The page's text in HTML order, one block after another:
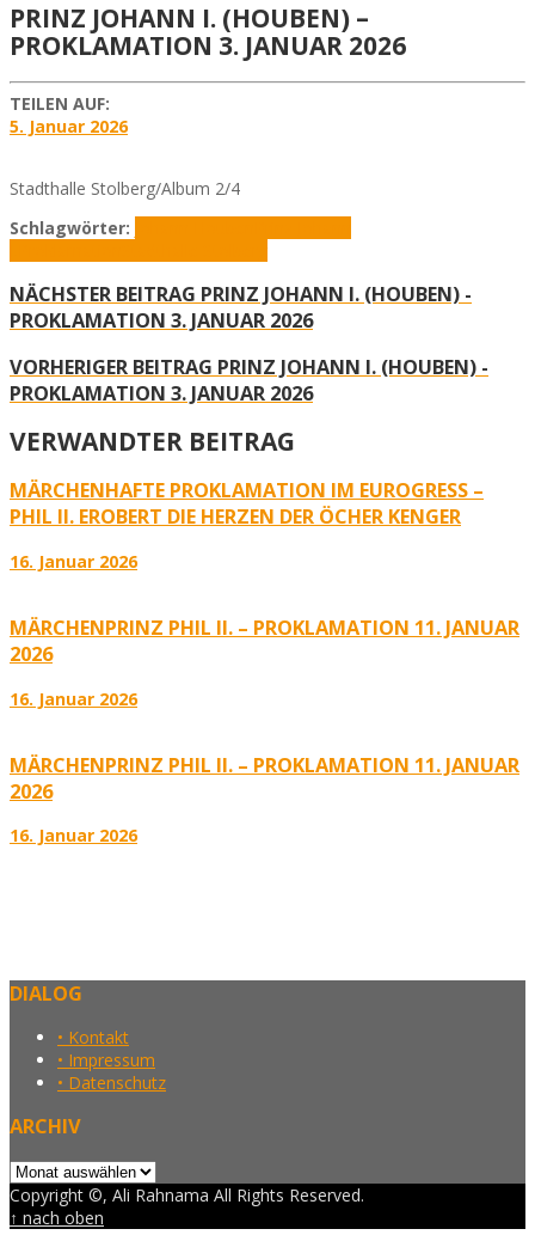
PRINZ JOHANN I. (HOUBEN) –
PROKLAMATION 3. JANUAR 2026
TEILEN AUF:
5. Januar 2026
Stadthalle Stolberg/Album 2/4
Schlagwörter:
NÄCHSTER BEITRAG PRINZ JOHANN I. (HOUBEN) -
PROKLAMATION 3. JANUAR 2026
VORHERIGER BEITRAG PRINZ JOHANN I. (HOUBEN) -
PROKLAMATION 3. JANUAR 2026
VERWANDTER BEITRAG
MÄRCHENHAFTE PROKLAMATION IM EUROGRESS –
PHIL II. EROBERT DIE HERZEN DER ÖCHER KENGER
16. Januar 2026
MÄRCHENPRINZ PHIL II. – PROKLAMATION 11. JANUAR
2026
16. Januar 2026
MÄRCHENPRINZ PHIL II. – PROKLAMATION 11. JANUAR
2026
16. Januar 2026
DIALOG
• Kontakt
• Impressum
• Datenschutz
ARCHIV
Archiv
Copyright ©, Ali Rahnama All Rights Reserved.
↑ nach oben